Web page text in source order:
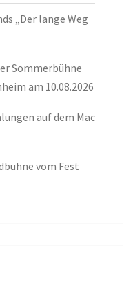
„Der lange Weg
Sommerbühne
am 10.08.2026
auf dem Mac
vom Fest